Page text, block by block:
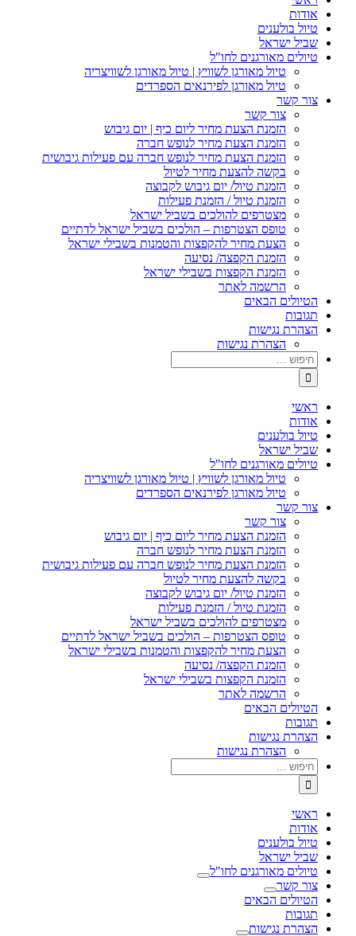
אודות
טיול בולענים
שביל ישראל
טיולים מאורגנים לחו"ל
טיול מאורגן לשוויץ | טיול מאורגן לשוויצריה
טיול מאורגן לפירנאים הספרדים
צור קשר
צור קשר
הזמנת הצעת מחיר ליום כיף | יום גיבוש
הזמנת הצעת מחיר לנופש חברה
הזמנת הצעת מחיר לנופש חברה עם פעילות גיבושית
בקשה להצעת מחיר לטיול
הזמנת טיול/ יום גיבוש לקבוצה
הזמנת טיול / הזמנת פעילות
מצטרפים להולכים בשביל ישראל
טופס הצטרפות – הולכים בשביל ישראל לדתיים
הצעת מחיר להקפצות והטמנות בשבילי ישראל
הזמנת הקפצה/ נסיעה
הזמנת הקפצות בשבילי ישראל
הרשמה לאתר
הטיולים הבאים
תגובות
הצהרת נגישות
הצהרת נגישות
חיפוש...
ראשי
אודות
טיול בולענים
שביל ישראל
טיולים מאורגנים לחו"ל
טיול מאורגן לשוויץ | טיול מאורגן לשוויצריה
טיול מאורגן לפירנאים הספרדים
צור קשר
צור קשר
הזמנת הצעת מחיר ליום כיף | יום גיבוש
הזמנת הצעת מחיר לנופש חברה
הזמנת הצעת מחיר לנופש חברה עם פעילות גיבושית
בקשה להצעת מחיר לטיול
הזמנת טיול/ יום גיבוש לקבוצה
הזמנת טיול / הזמנת פעילות
מצטרפים להולכים בשביל ישראל
טופס הצטרפות – הולכים בשביל ישראל לדתיים
הצעת מחיר להקפצות והטמנות בשבילי ישראל
הזמנת הקפצה/ נסיעה
הזמנת הקפצות בשבילי ישראל
הרשמה לאתר
הטיולים הבאים
תגובות
הצהרת נגישות
הצהרת נגישות
חיפוש...
ראשי
אודות
טיול בולענים
שביל ישראל
טיולים מאורגנים לחו"ל
צור קשר
הטיולים הבאים
תגובות
הצהרת נגישות